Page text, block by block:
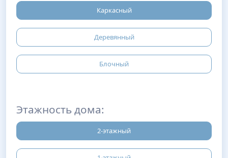
Каркасный
Деревянный
Блочный
Этажность дома:
2-этажный